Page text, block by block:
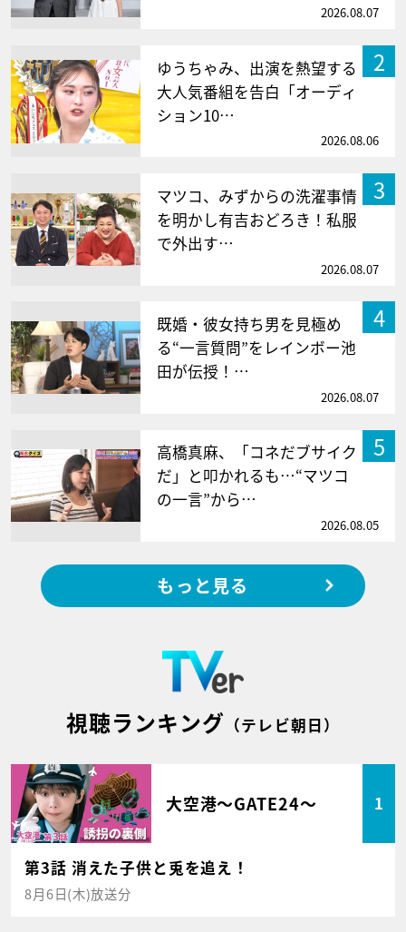
2026.08.07
2
ゆうちゃみ、出演を熱望する
大人気番組を告白「オーディ
ション10…
2026.08.06
3
マツコ、みずからの洗濯事情
を明かし有吉おどろき！私服
で外出す…
2026.08.07
4
既婚・彼女持ち男を見極め
る“一言質問”をレインボー池
田が伝授！…
2026.08.07
5
高橋真麻、「コネだブサイク
だ」と叩かれるも…“マツコ
の一言”から…
2026.08.05
もっと見る
視聴ランキング （テレビ朝日）
大空港～GATE24～ 1
第3話 消えた子供と兎を追え！
8月6日(木)放送分